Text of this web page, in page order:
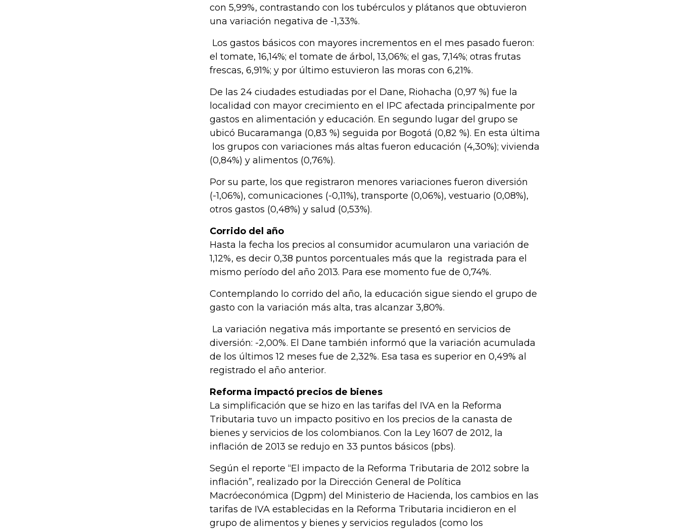
con 5,99%, contrastando con los tubérculos y plátanos que obtuvieron
una variación negativa de -1,33%.
Los gastos básicos con mayores incrementos en el mes pasado fueron:
el tomate, 16,14%; el tomate de árbol, 13,06%; el gas, 7,14%; otras frutas
frescas, 6,91%; y por último estuvieron las moras con 6,21%.
De las 24 ciudades estudiadas por el Dane, Riohacha (0,97 %) fue la
localidad con mayor crecimiento en el IPC afectada principalmente por
gastos en alimentación y educación. En segundo lugar del grupo se
ubicó Bucaramanga (0,83 %) seguida por Bogotá (0,82 %). En esta última
los grupos con variaciones más altas fueron educación (4,30%); vivienda
(0,84%) y alimentos (0,76%).
Por su parte, los que registraron menores variaciones fueron diversión
(-1,06%), comunicaciones (-0,11%), transporte (0,06%), vestuario (0,08%),
otros gastos (0,48%) y salud (0,53%).
Corrido del año
Hasta la fecha los precios al consumidor acumularon una variación de
1,12%, es decir 0,38 puntos porcentuales más que la registrada para el
mismo período del año 2013. Para ese momento fue de 0,74%.
Contemplando lo corrido del año, la educación sigue siendo el grupo de
gasto con la variación más alta, tras alcanzar 3,80%.
La variación negativa más importante se presentó en servicios de
diversión: -2,00%. El Dane también informó que la variación acumulada
de los últimos 12 meses fue de 2,32%. Esa tasa es superior en 0,49% al
registrado el año anterior.
Reforma impactó precios de bienes
La simplificación que se hizo en las tarifas del IVA en la Reforma
Tributaria tuvo un impacto positivo en los precios de la canasta de
bienes y servicios de los colombianos. Con la Ley 1607 de 2012, la
inflación de 2013 se redujo en 33 puntos básicos (pbs).
Según el reporte “El impacto de la Reforma Tributaria de 2012 sobre la
inflación”, realizado por la Dirección General de Política
Macróeconómica (Dgpm) del Ministerio de Hacienda, los cambios en las
tarifas de IVA establecidas en la Reforma Tributaria incidieron en el
grupo de alimentos y bienes y servicios regulados (como los